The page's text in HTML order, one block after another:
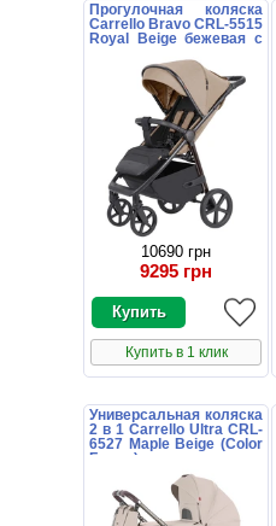
Прогулочная коляска
Carrello Bravo CRL-5515
Royal Beige бежевая с
10690 грн
9295 грн
Купить в 1 клик
Универсальная коляска
2 в 1 Carrello Ultra CRL-
6527 Maple Beige (Color
Frame) цветная рама